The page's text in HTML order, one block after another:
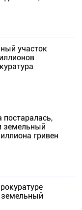
участок
постаралась,
земельный
гривен
земельный